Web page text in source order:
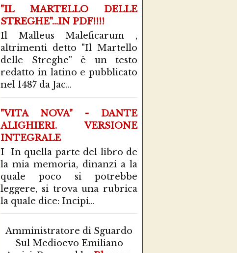
"IL MARTELLO DELLE
STREGHE"...IN PDF!!!!
Il Malleus Maleficarum ,
altrimenti detto "Il Martello
delle Streghe" è un testo
redatto in latino e pubblicato
nel 1487 da Jac...
"VITA NOVA" - DANTE
ALIGHIERI. VERSIONE
INTEGRALE
I In quella parte del libro de
la mia memoria, dinanzi a la
quale poco si potrebbe
leggere, si trova una rubrica
la quale dice: Incipi...
Amministratore di Sguardo
Sul Medioevo Emiliano